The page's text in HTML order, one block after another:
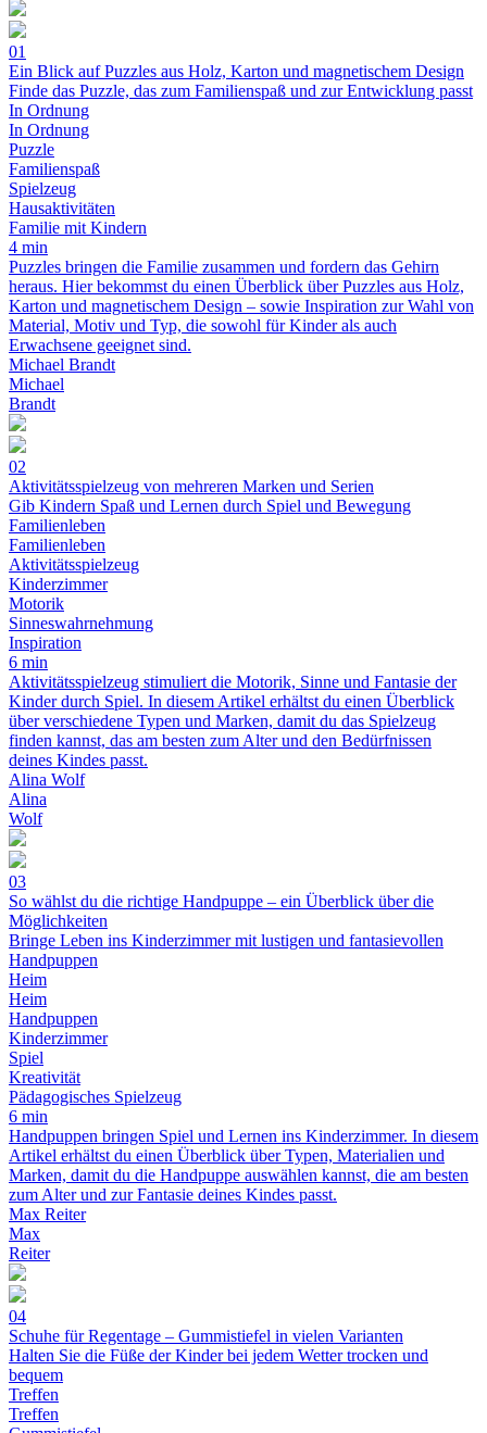
01
Ein Blick auf Puzzles aus Holz, Karton und magnetischem Design
Finde das Puzzle, das zum Familienspaß und zur Entwicklung passt
In Ordnung
In Ordnung
Puzzle
Familienspaß
Spielzeug
Hausaktivitäten
Familie mit Kindern
4 min
Puzzles bringen die Familie zusammen und fordern das Gehirn
heraus. Hier bekommst du einen Überblick über Puzzles aus Holz,
Karton und magnetischem Design – sowie Inspiration zur Wahl von
Material, Motiv und Typ, die sowohl für Kinder als auch
Erwachsene geeignet sind.
Michael Brandt
Michael
Brandt
02
Aktivitätsspielzeug von mehreren Marken und Serien
Gib Kindern Spaß und Lernen durch Spiel und Bewegung
Familienleben
Familienleben
Aktivitätsspielzeug
Kinderzimmer
Motorik
Sinneswahrnehmung
Inspiration
6 min
Aktivitätsspielzeug stimuliert die Motorik, Sinne und Fantasie der
Kinder durch Spiel. In diesem Artikel erhältst du einen Überblick
über verschiedene Typen und Marken, damit du das Spielzeug
finden kannst, das am besten zum Alter und den Bedürfnissen
deines Kindes passt.
Alina Wolf
Alina
Wolf
03
So wählst du die richtige Handpuppe – ein Überblick über die
Möglichkeiten
Bringe Leben ins Kinderzimmer mit lustigen und fantasievollen
Handpuppen
Heim
Heim
Handpuppen
Kinderzimmer
Spiel
Kreativität
Pädagogisches Spielzeug
6 min
Handpuppen bringen Spiel und Lernen ins Kinderzimmer. In diesem
Artikel erhältst du einen Überblick über Typen, Materialien und
Marken, damit du die Handpuppe auswählen kannst, die am besten
zum Alter und zur Fantasie deines Kindes passt.
Max Reiter
Max
Reiter
04
Schuhe für Regentage – Gummistiefel in vielen Varianten
Halten Sie die Füße der Kinder bei jedem Wetter trocken und
bequem
Treffen
Treffen